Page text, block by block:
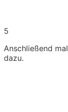
5
Anschließend
dazu.